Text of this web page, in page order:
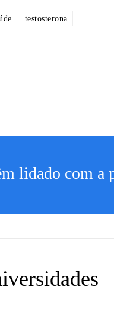
testosterona
lidado com a